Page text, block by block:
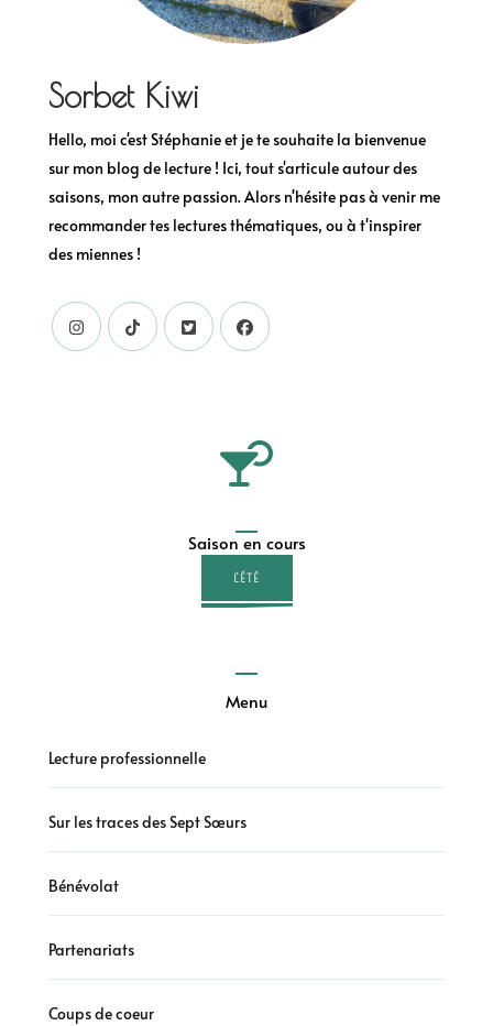
Sorbet Kiwi
Hello, moi c'est Stéphanie et je te souhaite la bienvenue
sur mon blog de lecture ! Ici, tout s'articule autour des
saisons, mon autre passion. Alors n'hésite pas à venir me
recommander tes lectures thématiques, ou à t'inspirer
des miennes !
Saison en cours
L'ÉTÉ
Menu
Lecture professionnelle
Sur les traces des Sept Sœurs
Bénévolat
Partenariats
Coups de coeur